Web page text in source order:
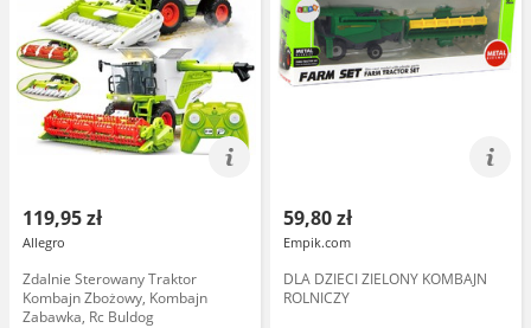
119,95 zł
Allegro
Zdalnie Sterowany Traktor
Kombajn Zbożowy, Kombajn
Zabawka, Rc Buldog
59,80 zł
Empik.com
DLA DZIECI ZIELONY KOMBAJN
ROLNICZY